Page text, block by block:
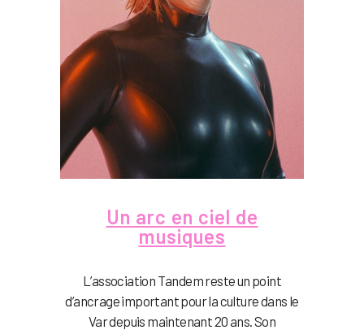
Un arc en ciel de
musiques
L’association Tandem reste un point
d’ancrage important pour la culture dans le
Var depuis maintenant 20 ans. Son